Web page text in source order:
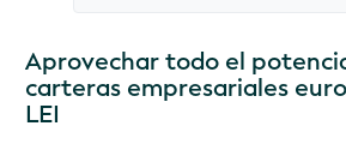
Aprovechar todo el
carteras empresariales
LEI